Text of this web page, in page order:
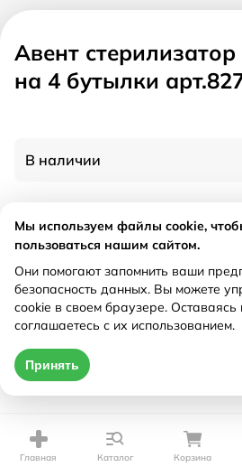
Авент
на 4 бутылки
В наличии
Характеристики
Рецепт
Не
Главная Каталог Корзина
Мы используем файлы cookie,
пользоваться нашим сайтом.
Они помогают запомнить ваши
безопасность данных. Вы можете
cookie в своем браузере. Оставаясь
соглашаетесь с их использованием.
Принять